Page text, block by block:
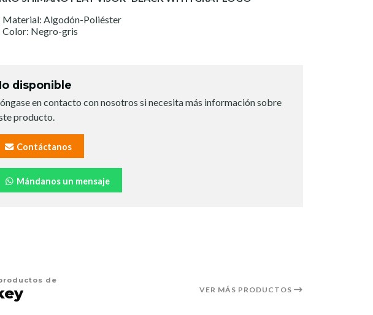
Material: Algodón-Poliéster
Color: Negro-gris
disponible
en contacto con nosotros si necesita más información sobre
producto.
Contáctanos
Mándanos un mensaje
de
VER MÁS PRODUCTOS